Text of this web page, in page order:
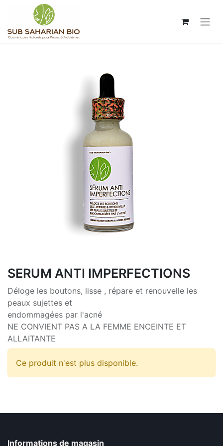
SERUM ANTI IMPERFECTIONS
Déloge les boutons, lisse , répare et renouvelle les
peaux sujettes et
endommagées par l'acné
NE CONVIENT PAS A LA FEMME ENCEINTE ET
ALLAITANTE
Ce produit n'est plus disponible.
Informations de magasin